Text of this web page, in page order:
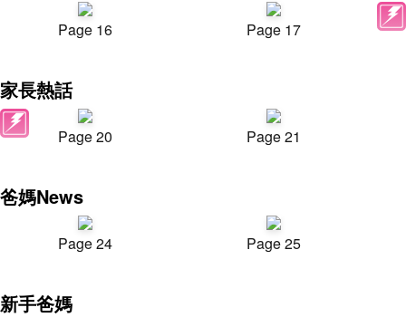
Page 16 Page 17
家長熱話
Page 20 Page 21
爸媽News
Page 24 Page 25
新手爸媽